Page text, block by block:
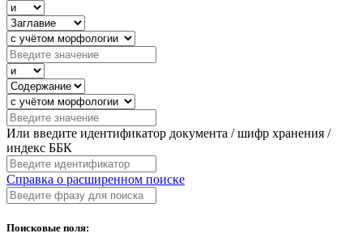
Или введите идентификатор документа / шифр хранения /
индекс ББК
Справка о расширенном поиске
Поисковые поля: